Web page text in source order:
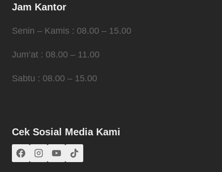
Jam Kantor
Senin – Kamis : 08.00 – 15.00
Jum’at : 08.00 – 11.00
Sabtu : 08.00 – 15.00
Cek Sosial Media Kami